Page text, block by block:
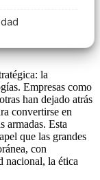
la
Empresas como
han dejado atrás
convertirse en
armadas. Esta
que las grandes
con
nacional, la ética